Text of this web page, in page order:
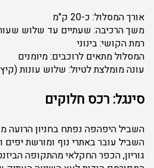
אורך המסלול: כ-20 ק"מ
משך הרכיבה: שעתיים עד שלוש
רמת הקושי: בינוני
המסלול מתאים לרוכבים: מיומנים
עונה מומלצת לטיול: שלוש עונות
סינגל: רכס חלוקים
השביל היפהפה נפתח בחניון הרועה
השביל עובר באתרי נוף ומורשת יפים
גוריון, הכפר החקלאי מהתקופה